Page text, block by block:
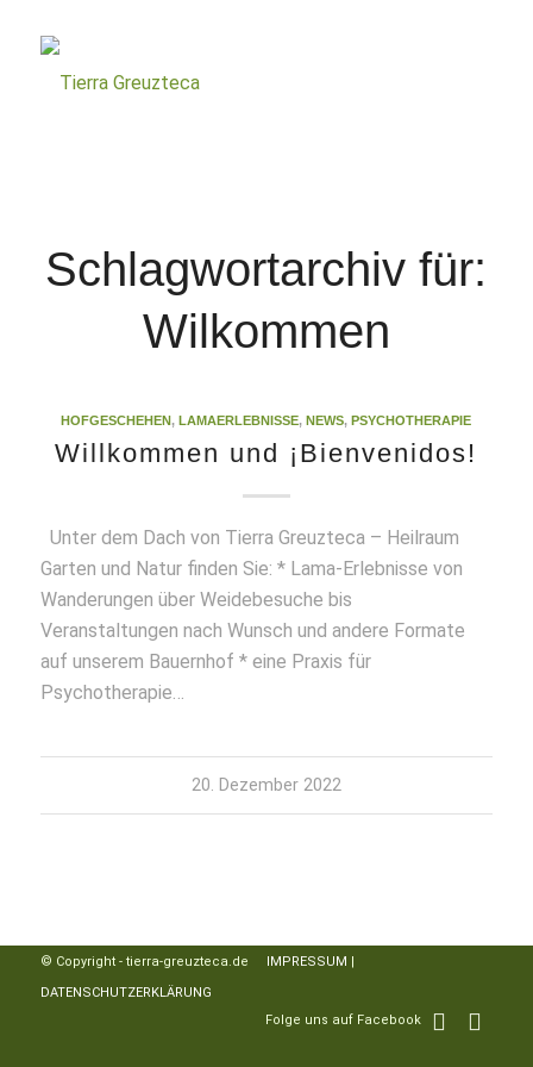
Schlagwortarchiv für:
Wilkommen
HOFGESCHEHEN,LAMAERLEBNISSE,NEWS,PSYCHOTHERAPIE
Willkommen und ¡Bienvenidos!
Unter dem Dach von Tierra Greuzteca – Heilraum
Garten und Natur finden Sie: * Lama-Erlebnisse von
Wanderungen über Weidebesuche bis
Veranstaltungen nach Wunsch und andere Formate
auf unserem Bauernhof * eine Praxis für
Psychotherapie…
20. Dezember 2022
© Copyright - tierra-greuzteca.de IMPRESSUM |
DATENSCHUTZERKLÄRUNG